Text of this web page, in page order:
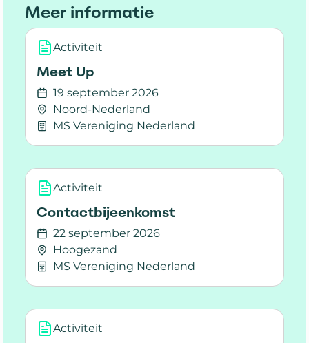
Meer informatie
Activiteit
Meet Up
19 september 2026
Noord-Nederland
MS Vereniging Nederland
Lees meer over Meet Up
Activiteit
Contactbijeenkomst
22 september 2026
Hoogezand
MS Vereniging Nederland
Lees meer over Contactbijeenkomst
Activiteit